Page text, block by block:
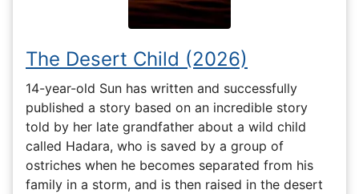
The Desert Child (2026)
14-year-old Sun has written and successfully
published a story based on an incredible story
told by her late grandfather about a wild child
called Hadara, who is saved by a group of
ostriches when he becomes separated from his
family in a storm, and is then raised in the desert